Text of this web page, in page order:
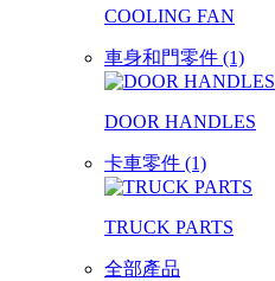
COOLING FAN
車身和門零件 (1)
DOOR HANDLES
卡車零件 (1)
TRUCK PARTS
全部產品